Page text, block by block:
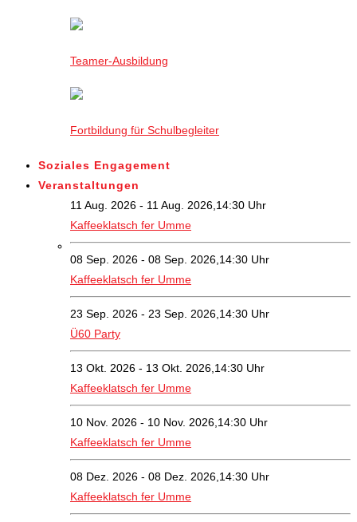
Teamer-Ausbildung
Fortbildung für Schulbegleiter
Soziales Engagement
Veranstaltungen
11 Aug. 2026 - 11 Aug. 2026,14:30 Uhr
Kaffeeklatsch fer Umme
08 Sep. 2026 - 08 Sep. 2026,14:30 Uhr
Kaffeeklatsch fer Umme
23 Sep. 2026 - 23 Sep. 2026,14:30 Uhr
Ü60 Party
13 Okt. 2026 - 13 Okt. 2026,14:30 Uhr
Kaffeeklatsch fer Umme
10 Nov. 2026 - 10 Nov. 2026,14:30 Uhr
Kaffeeklatsch fer Umme
08 Dez. 2026 - 08 Dez. 2026,14:30 Uhr
Kaffeeklatsch fer Umme